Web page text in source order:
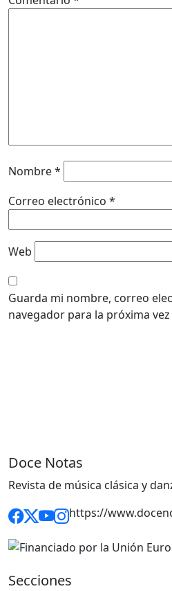
Nombre*
Correo electrónico *
Web
Guarda mi nombre, correo
navegador para la próxima
Doce Notas
Revista de música clásica y
https://
Secciones